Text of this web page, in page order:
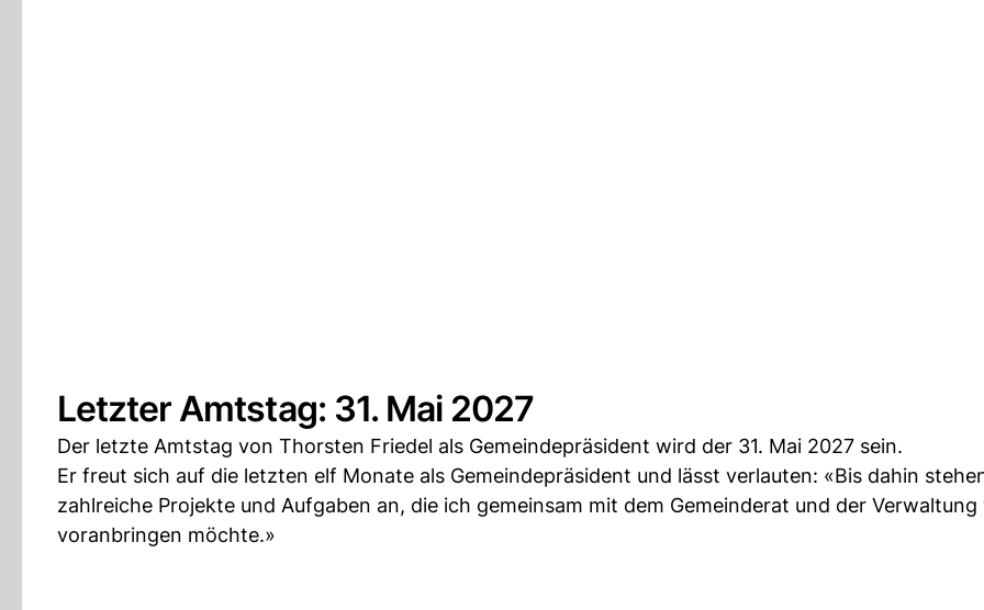
Letzter Amtstag: 31. Mai 2027
Der letzte Amtstag von Thorsten Friedel als Gemeindepräsident wird der 31. Mai 2027 sein.
Er freut sich auf die letzten elf Monate als Gemeindepräsident und lässt verlauten: «Bis dahin
zahlreiche Projekte und Aufgaben an, die ich gemeinsam mit dem Gemeinderat und der
voranbringen möchte.»